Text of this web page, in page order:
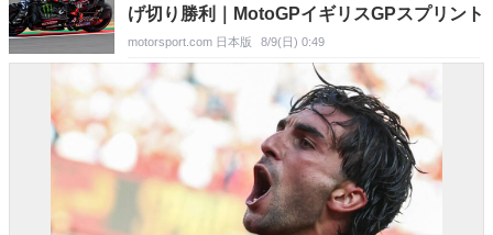
げ切り勝利｜MotoGPイギリスGPスプリント
motorsport.com 日本版 8/9(日) 0:49